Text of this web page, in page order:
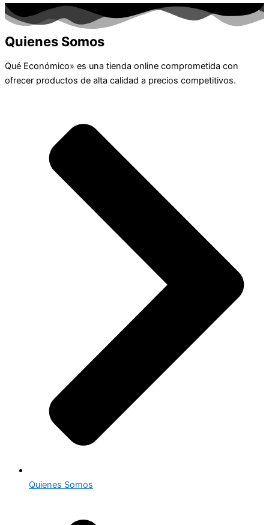
Quienes Somos
Qué Económico» es una tienda online comprometida con
ofrecer productos de alta calidad a precios competitivos.
Quienes Somos